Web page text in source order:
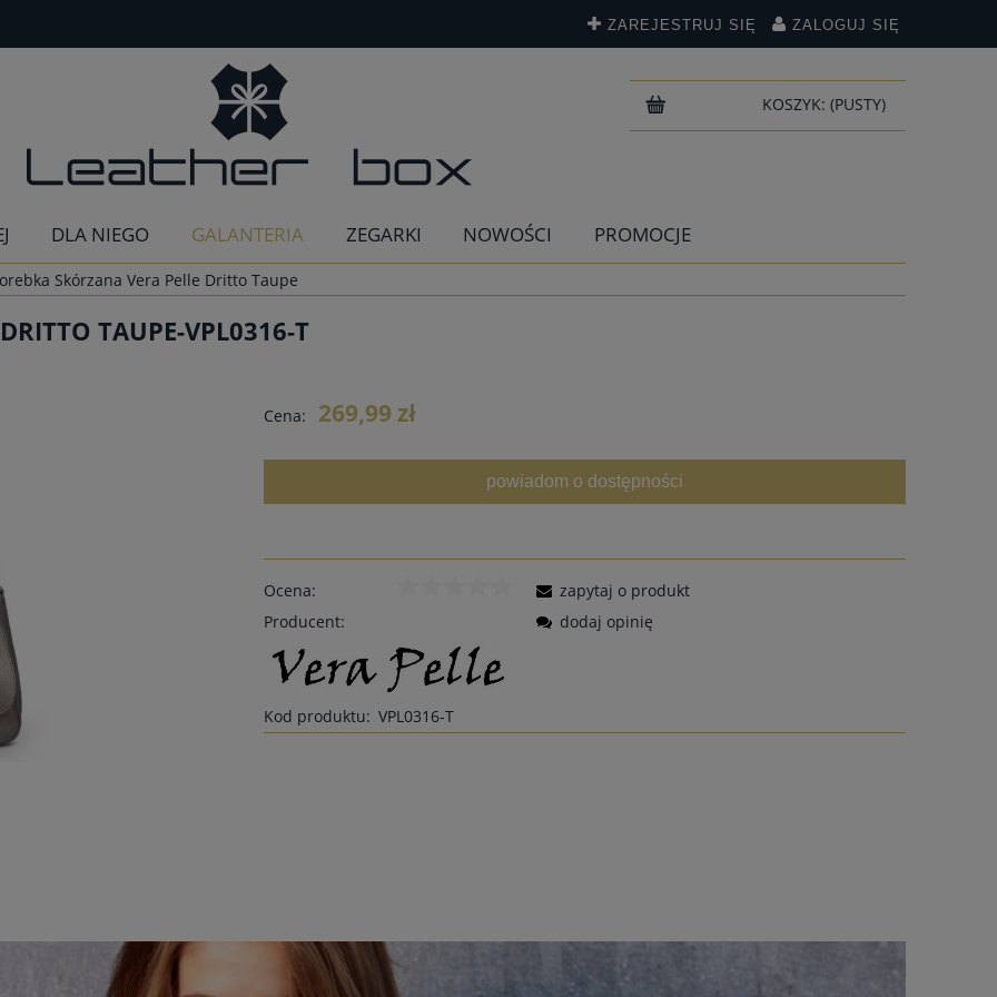
ZAREJESTRUJ SIĘ ZALOGUJ SIĘ
KOSZYK: (PUSTY)
DLA NIEGO GALANTERIA ZEGARKI NOWOŚCI PROMOCJE
Skórzana Vera Pelle Dritto Taupe
TAUPE-VPL0316-T
Cena: 269,99 zł
powiadom o dostępności
Ocena:
Producent:
Kod produktu: VPL0316-T
zapytaj o produkt
dodaj opinię